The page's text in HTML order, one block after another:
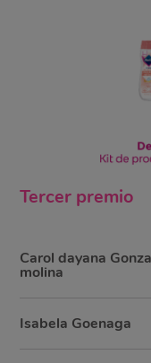
Tercer premio
Carol dayana
molina
Isabela Goenaga